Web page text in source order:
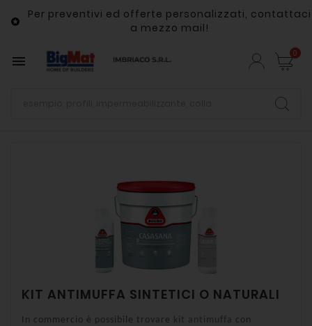

Per preventivi ed offerte personalizzati, contattaci
a mezzo mail!
 0
KIT ANTIMUFFA SINTETICI O NATURALI
In commercio è possibile trovare kit antimuffa con